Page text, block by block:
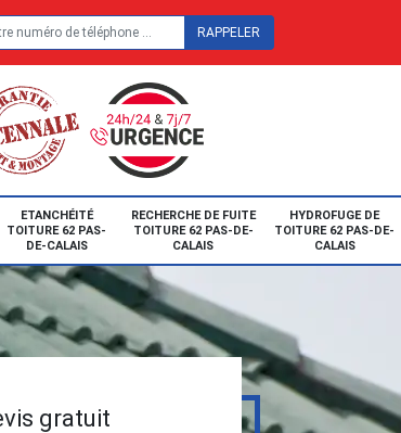
ETANCHÉITÉ
TOITURE 62 PAS-
DE-CALAIS
RECHERCHE DE FUITE
TOITURE 62 PAS-DE-
CALAIS
HYDROFUGE DE
TOITURE 62 PAS-DE-
CALAIS
gratuit